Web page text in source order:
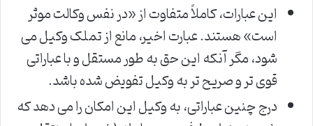
این عبارات، کاملاً متفاوت از «در نفس وکالت موثر
است» هستند. عبارت اخیر، مانع از تملک وکیل می
شود، مگر آنکه این حق به طور مستقل و با عباراتی
قوی تر و صریح تر به وکیل تفویض شده باشد.
درج چنین عباراتی، به وکیل این امکان را می دهد که